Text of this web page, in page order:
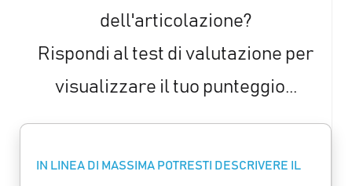
dell'articolazione?
Rispondi al test di valutazione per
visualizzare il tuo punteggio...
IN LINEA DI MASSIMA POTRESTI DESCRIVERE IL